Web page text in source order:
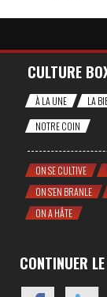
CULTURE
À LA UNE LA
NOTRE COIN
ON SE CULTIVE
ON S'EN BRANLE
ON A HÂTE
CONTINUER